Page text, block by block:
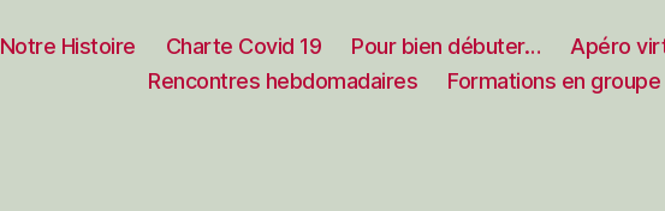
Notre Histoire Charte Covid 19 Pour bien débuter…
Apéro
Rencontres hebdomadaires
Formations en groupe